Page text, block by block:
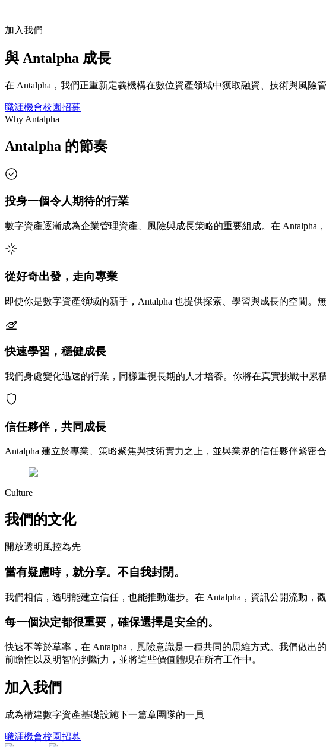
加入我們
與 Antalpha 成長
在 Antalpha，我們正重新定義機構在數位資產領域中獲取融資、技術與風險
職涯機會校園招募
Why Antalpha
Antalpha 的節奏
投身一個令人期待的行業
數字資產逐漸成為企業管理資產、風險與成長策略的重要組成。在 Antalpha
從好奇出發，走向專業
即使你是數字資產領域的新手，Antalpha 也提供探索、學習與成長的空間
快速學習，穩健成長
我們身處變化迅速的行業，同樣重視長期的人才培養。你將在真實挑戰中累
信任夥伴，共同成長
Antalpha 建立於專業、策略聚焦與技術實力之上，並與業界的信任夥伴緊密
Culture
我們的文化
開放透明 風控為先
當有疑慮時，就分享。不自我封閉。
我們相信，透明能建立信任，也能推動進步。在 Antalpha，資訊公開流動
每一個決定都很重要，確保選擇是安全的。
快速不等於草率，在 Antalpha，風險意識是一種共同的思維方式。我們做
前瞻性以及明智的判斷力，並將這些價值體現在所有工作中。
加入我們
成為構建數字資產基礎設施下一篇章團隊的一員
職涯機會校園招募